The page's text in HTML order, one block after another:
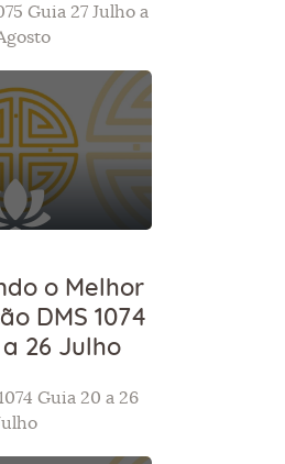
Guia 27 Julho a
o Melhor
DMS 1074
a 26 Julho
Guia 20 a 26